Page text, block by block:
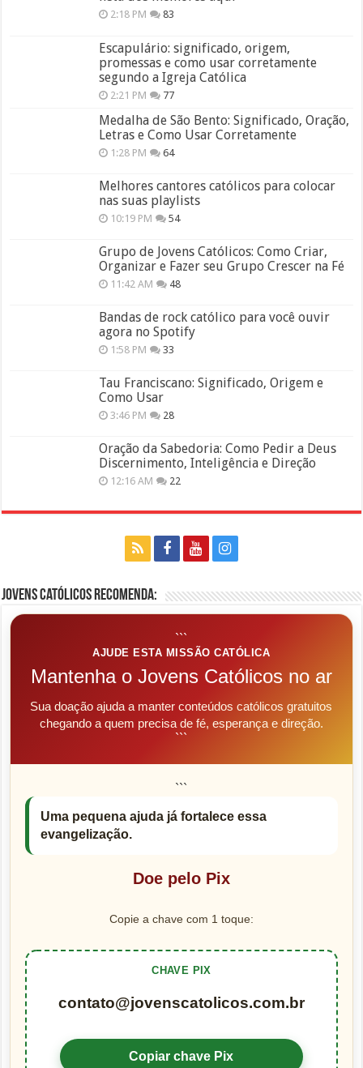
2:18 PM 83
Escapulário: significado, origem,
promessas e como usar corretamente
segundo a Igreja Católica
2:21 PM 77
Medalha de São Bento: Significado, Oração,
Letras e Como Usar Corretamente
1:28 PM 64
Melhores cantores católicos para colocar
nas suas playlists
10:19 PM 54
Grupo de Jovens Católicos: Como Criar,
Organizar e Fazer seu Grupo Crescer na Fé
11:42 AM 48
Bandas de rock católico para você ouvir
agora no Spotify
1:58 PM 33
Tau Franciscano: Significado, Origem e
Como Usar
3:46 PM 28
Oração da Sabedoria: Como Pedir a Deus
Discernimento, Inteligência e Direção
12:16 AM 22
Jovens Católicos Recomenda:
```
AJUDE ESTA MISSÃO CATÓLICA
Mantenha o Jovens Católicos no ar
Sua doação ajuda a manter conteúdos católicos gratuitos
chegando a quem precisa de fé, esperança e direção.
```
```
Uma pequena ajuda já fortalece essa
evangelização.
Doe pelo Pix
Copie a chave com 1 toque:
CHAVE PIX
contato@jovenscatolicos.com.br
Copiar chave Pix